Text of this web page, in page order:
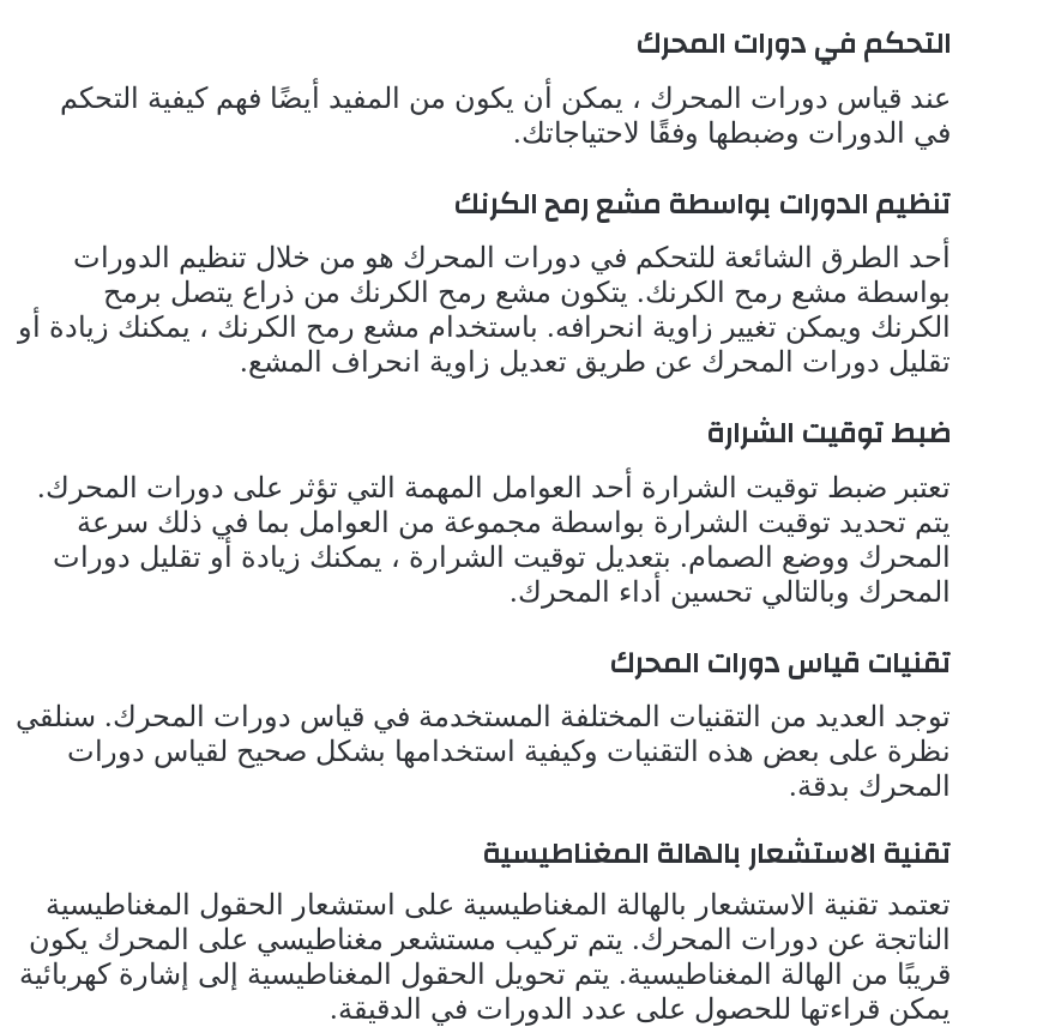
التحكم في دورات المحرك
عند قياس دورات المحرك ، يمكن أن يكون من المفيد أيضًا فهم كيفية التحكم
في الدورات وضبطها وفقًا لاحتياجاتك.
تنظيم الدورات بواسطة مشع رمح الكرنك
أحد الطرق الشائعة للتحكم في دورات المحرك هو من خلال تنظيم الدورات
بواسطة مشع رمح الكرنك. يتكون مشع رمح الكرنك من ذراع يتصل برمح
الكرنك ويمكن تغيير زاوية انحرافه. باستخدام مشع رمح الكرنك ، يمكنك زيادة أو
تقليل دورات المحرك عن طريق تعديل زاوية انحراف المشع.
ضبط توقيت الشرارة
تعتبر ضبط توقيت الشرارة أحد العوامل المهمة التي تؤثر على دورات المحرك.
يتم تحديد توقيت الشرارة بواسطة مجموعة من العوامل بما في ذلك سرعة
المحرك ووضع الصمام. بتعديل توقيت الشرارة ، يمكنك زيادة أو تقليل دورات
المحرك وبالتالي تحسين أداء المحرك.
تقنيات قياس دورات المحرك
توجد العديد من التقنيات المختلفة المستخدمة في قياس دورات المحرك. سنلقي
نظرة على بعض هذه التقنيات وكيفية استخدامها بشكل صحيح لقياس دورات
المحرك بدقة.
تقنية الاستشعار بالهالة المغناطيسية
تعتمد تقنية الاستشعار بالهالة المغناطيسية على استشعار الحقول المغناطيسية
الناتجة عن دورات المحرك. يتم تركيب مستشعر مغناطيسي على المحرك يكون
قريبًا من الهالة المغناطيسية. يتم تحويل الحقول المغناطيسية إلى إشارة كهربائية
يمكن قراءتها للحصول على عدد الدورات في الدقيقة.